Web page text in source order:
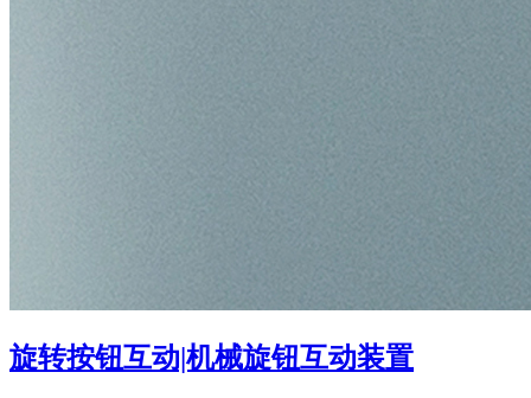
旋转按钮互动|机械旋钮互动装置